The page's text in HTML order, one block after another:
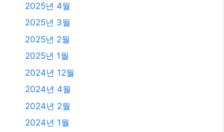
2025년 4월
2025년 3월
2025년 2월
2025년 1월
2024년 12월
2024년 4월
2024년 2월
2024년 1월